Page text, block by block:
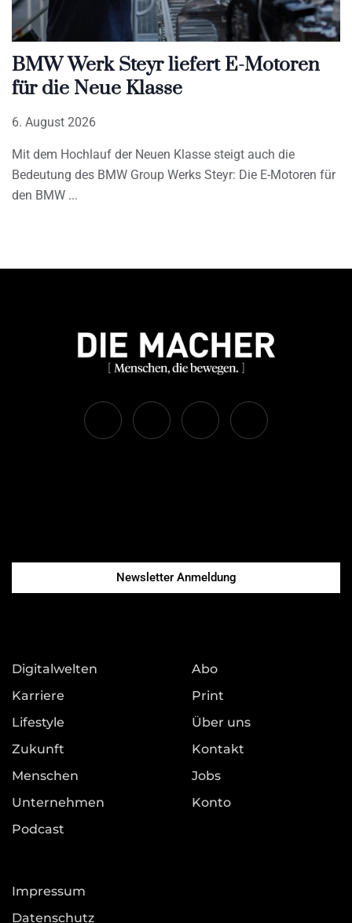
BMW Werk Steyr liefert E-Motoren
für die Neue Klasse
6. August 2026
Mit dem Hochlauf der Neuen Klasse steigt auch die
Bedeutung des BMW Group Werks Steyr: Die E-Motoren für
den BMW
Newsletter Anmeldung
Digitalwelten
Karriere
Lifestyle
Zukunft
Menschen
Unternehmen
Podcast
Abo
Print
Über uns
Kontakt
Jobs
Konto
Impressum
Datenschutz